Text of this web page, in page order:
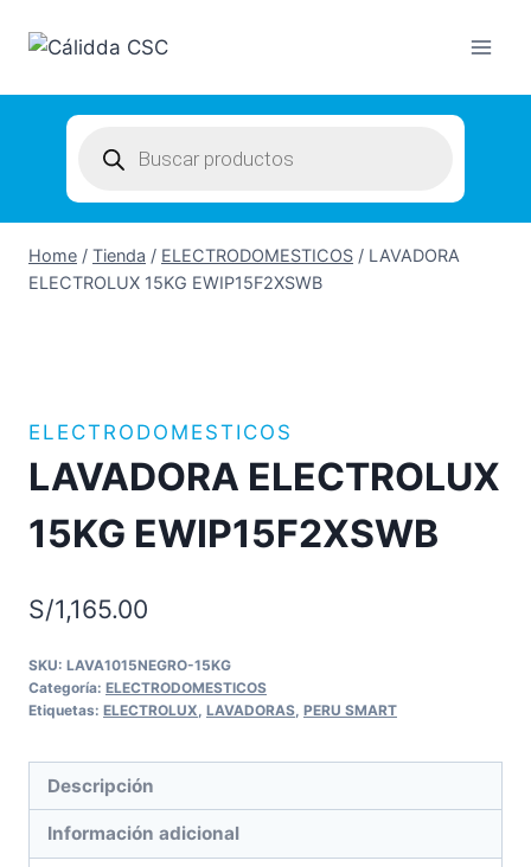
search
Home / Tienda / ELECTRODOMESTICOS / LAVADORA
ELECTROLUX 15KG EWIP15F2XSWB
ELECTRODOMESTICOS
LAVADORA ELECTROLUX
15KG EWIP15F2XSWB
S/1,165.00
SKU: LAVA1015NEGRO-15KG
Categoría: ELECTRODOMESTICOS
Etiquetas: ELECTROLUX LAVADORAS PERU SMART
Descripción
Información adicional